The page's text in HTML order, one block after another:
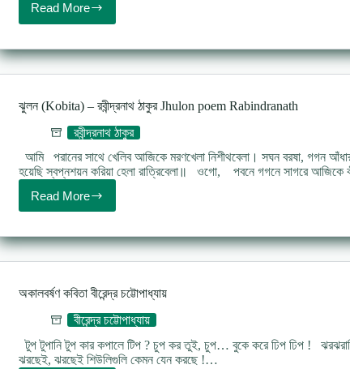
Read More
ক্ষণিকা
(কবিতা)
ঠাকুর
Khonika
Rabindranath
Tagore
ঝুলন (Kobita) – রবীন্দ্রনাথ ঠাকুর Jhulon poem Rabindranath
রবীন্দ্রনাথ ঠাকুর
আমি পরানের সাথে খেলিব আজিকে মরণখেলা নিশীথবেলা। সঘন বরষা, গগন আঁধার
হয়েছি স্বপ্নশয়ন করিয়া হেলা রাত্রিবেলা॥ ওগো, পবনে গগনে সাগরে
Read More
ঝুলন
(Kobita)
রবীন্দ্রনাথ
ঠাকুর
poem
Rabindranath
অকালবর্ষণ কবিতা বীরেন্দ্র চট্টোপাধ্যায়
বীরেন্দ্র চট্টোপাধ্যায়
টুপ টুপানি টুপ কার কপালে টিপ ? চুপ কর তুই, চুপ… বুকে করে ঢিপ ঢিপ !
ঝরছেই, ঝরছেই শিউলিগুলি কেমন যেন করছে !…